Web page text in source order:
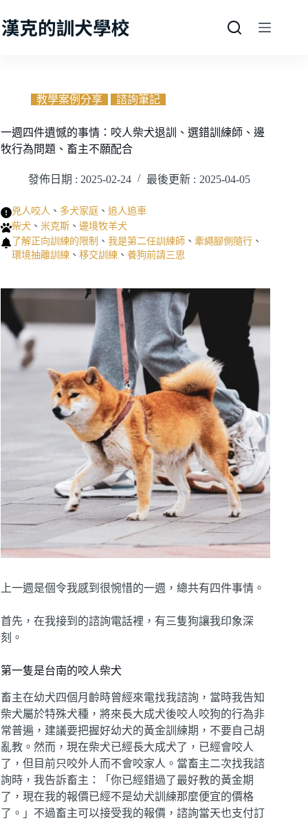
至
教學案例分享 諮詢筆記
一週四件遺憾的事情：咬人柴犬退訓、選錯訓練師、邊
牧行為問題、畜主不願配合
發佈日期 : 2025-02-24 最後更新 : 2025-04-05
兇人咬人 、 多犬家庭 、 追人追車
柴犬 、 米克斯 、 邊境牧羊犬
了解正向訓練的限制 、 我是第二任訓練師 、 牽繩腳側隨行 、
環境抽離訓練 、 移交訓練 、 養狗前請三思
上一週是個令我感到很惋惜的一週，總共有四件事情。
首先，在我接到的諮詢電話裡，有三隻狗讓我印象深
刻。
第一隻是台南的咬人柴犬
畜主在幼犬四個月齡時曾經來電找我諮詢，當時我告知
柴犬屬於特殊犬種，將來長大成犬後咬人咬狗的行為非
常普遍，建議要把握好幼犬的黃金訓練期，不要自己胡
亂教。然而，現在柴犬已經長大成犬了，已經會咬人
了，但目前只咬外人而不會咬家人。當畜主二次找我諮
詢時，我告訴畜主：「你已經錯過了最好教的黃金期
了，現在我的報價已經不是幼犬訓練那麼便宜的價格
了。」不過畜主可以接受我的報價，諮詢當天也支付訂